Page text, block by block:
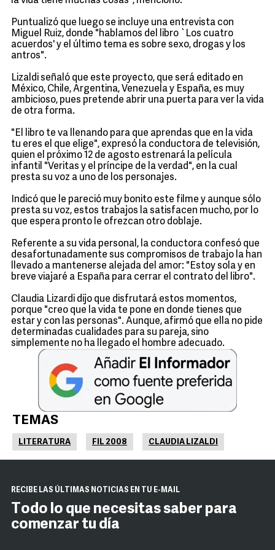
Puntualizó que luego se incluye una entrevista con
Miguel Ruiz, donde "hablamos del libro `Los cuatro
acuerdos' y el último tema es sobre sexo, drogas y los
antros".
Lizaldi señaló que este proyecto, que será editado en
México, Chile, Argentina, Venezuela y España, es muy
ambicioso, pues pretende abrir una puerta para ver la vida
de otra forma.
"El libro te va llenando para que aprendas que en la vida
tu eres el que elige", expresó la conductora de televisión,
quien el próximo 12 de agosto estrenará la película
infantil "Veritas y el príncipe de la verdad", en la cual
presta su voz a uno de los personajes.
Indicó que le pareció muy bonito este filme y aunque sólo
presta su voz, estos trabajos la satisfacen mucho, por lo
que espera pronto le ofrezcan otro doblaje.
Referente a su vida personal, la conductora confesó que
desafortunadamente sus compromisos de trabajo la han
llevado a mantenerse alejada del amor: "Estoy sola y en
breve viajaré a España para cerrar el contrato del libro".
Claudia Lizardi dijo que disfrutará estos momentos,
porque "creo que la vida te pone en donde tienes que
estar y con las personas". Aunque, afirmó que ella no pide
determinadas cualidades para su pareja, sino
simplemente no ha llegado el hombre adecuado.
TEMAS
LITERATURA FIL 2008 CLAUDIA LIZALDI
RECIBE LAS ÚLTIMAS NOTICIAS EN TU E-MAIL
Todo lo que necesitas saber para
comenzar tu día